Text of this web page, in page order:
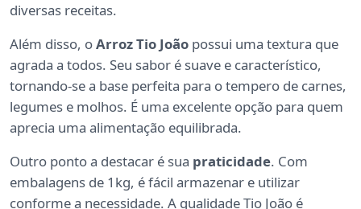
diversas receitas.
Além disso, oArroz Tio João possui uma textura que
agrada a todos. Seu sabor é suave e característico,
tornando-se a base perfeita para o tempero de carnes,
legumes e molhos. É uma excelente opção para quem
aprecia uma alimentação equilibrada.
Outro ponto a destacar é sua praticidade. Com
embalagens de 1kg, é fácil armazenar e utilizar
conforme a necessidade. A qualidade Tio João é